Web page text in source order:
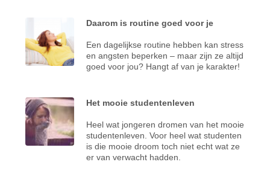
Daarom is routine goed voor je
Een dagelijkse routine hebben kan stress
en angsten beperken – maar zijn ze altijd
goed voor jou? Hangt af van je karakter!
Het mooie studentenleven
Heel wat jongeren dromen van het mooie
studentenleven. Voor heel wat studenten
is die mooie droom toch niet echt wat ze
er van verwacht hadden.